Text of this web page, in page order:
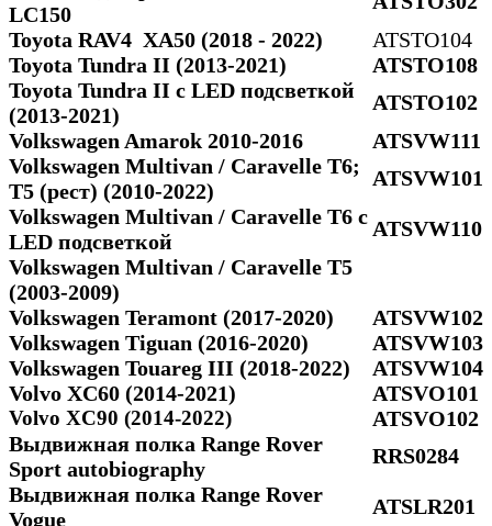
LC150
Toyota RAV4 ХА50 (2018 - 2022)
ATSTO104
Toyota Tundra II (2013-2021)
ATSTO108
Toyota Tundra II c LED подсветкой
(2013-2021)
ATSTO102
Volkswagen Amarok 2010-2016
ATSVW111
Volkswagen Multivan / Caravelle T6;
Т5 (рест) (2010-2022)
ATSVW101
Volkswagen Multivan / Caravelle T6 с
LED подсветкой
ATSVW110
Volkswagen Multivan / Caravelle Т5
(2003-2009)
Volkswagen Teramont (2017-2020)
ATSVW102
Volkswagen Tiguan (2016-2020)
ATSVW103
Volkswagen Touareg III (2018-2022)
ATSVW104
Volvo XC60 (2014-2021)
ATSVO101
Volvo XC90 (2014-2022)
ATSVO102
Выдвижная полка Range Rover
Sport autobiography
RRS0284
Выдвижная полка Range Rover
Vogue
ATSLR201